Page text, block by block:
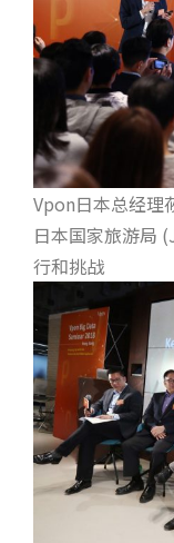
Vpon日本总经理
日本国家旅游局
行和挑战